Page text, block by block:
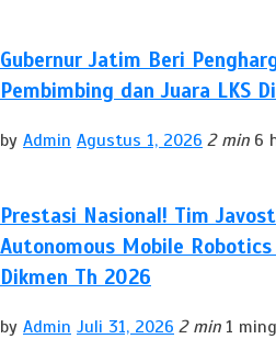
Gubernur Jatim Beri
Pembimbing dan Juara LKS
by Admin Agustus 1, 2026 2 min 6
Prestasi Nasional! Tim
Autonomous Mobile Robotics
Dikmen Th 2026
by Admin Juli 31, 2026 2 min 1